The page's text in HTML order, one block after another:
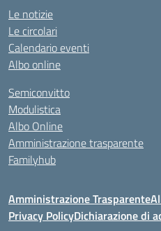
Le notizie
Le circolari
Calendario eventi
Albo online
Semiconvitto
Modulistica
Albo Online
Amministrazione trasparente
Familyhub
Amministrazione Trasparente
Privacy PolicyDichiarazione di